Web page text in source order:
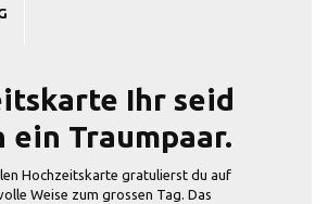
Ihr seid
ein Traumpaar.
Hochzeitskarte gratulierst du auf
Weise zum grossen Tag. Das